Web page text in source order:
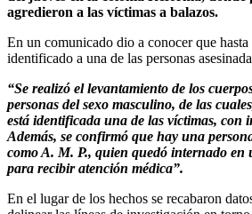
agredieron a las víctimas a balazos.
En un comunicado dio a conocer que
identificado a una de las personas
“Se realizó el levantamiento de los
personas del sexo masculino, de las
está identificada una de las víctimas, con
Además, se confirmó que hay una
como A. M. P., quien quedó internado en
para recibir atención médica”.
En el lugar de los hechos se recabaron